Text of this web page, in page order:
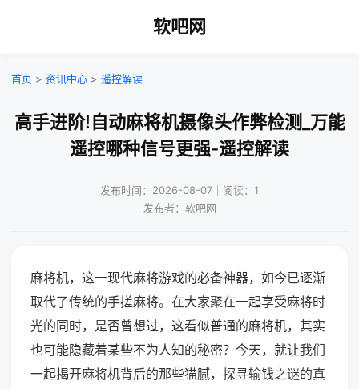
软吧网
首页 > 资讯中心 > 遥控解读
高手进阶!自动麻将机摄像头作弊检测_万能
遥控哪种信号更强-遥控解读
发布时间：2026-08-07｜阅读：1
发布者：软吧网
麻将机，这一现代麻将游戏的必备神器，如今已逐渐
取代了传统的手搓麻将。在大家聚在一起享受麻将时
光的同时，是否曾想过，这看似普通的麻将机，其实
也可能隐藏着某些不为人知的秘密？今天，就让我们
一起揭开麻将机背后的那些猫腻，探寻输钱之谜的真